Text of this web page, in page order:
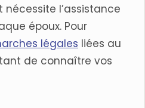
l’assistance
époux. Pour
légales liées au
de connaître vos